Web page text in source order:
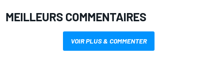
MEILLEURS COMMENTAIRES
VOIR PLUS & COMMENTER